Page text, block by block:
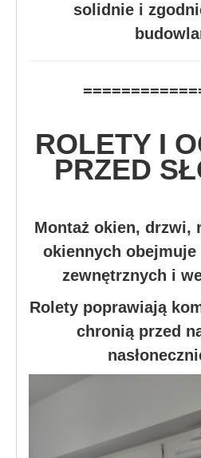
solidnie i
ROLETY I
PRZED
Montaż okien, drzwi,
okiennych
zewnętrznych i
Rolety poprawiają
chronią przed